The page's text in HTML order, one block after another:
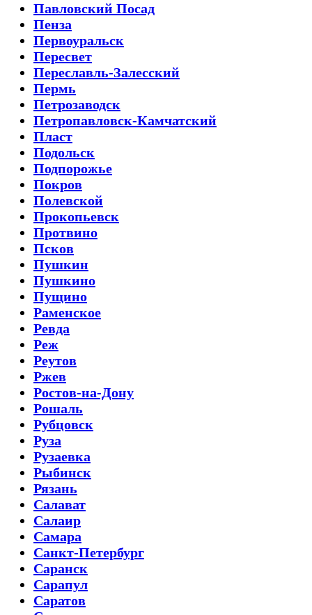
Павловский Посад
Пенза
Первоуральск
Пересвет
Переславль-Залесский
Пермь
Петрозаводск
Петропавловск-Камчатский
Пласт
Подольск
Подпорожье
Покров
Полевской
Прокопьевск
Протвино
Псков
Пушкин
Пушкино
Пущино
Раменское
Ревда
Реж
Реутов
Ржев
Ростов-на-Дону
Рошаль
Рубцовск
Руза
Рузаевка
Рыбинск
Рязань
Салават
Салаир
Самара
Санкт-Петербург
Саранск
Сарапул
Саратов